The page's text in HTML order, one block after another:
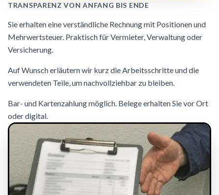
TRANSPARENZ VON ANFANG BIS ENDE
Sie erhalten eine verständliche Rechnung mit Positionen und
Mehrwertsteuer. Praktisch für Vermieter, Verwaltung oder
Versicherung.
Auf Wunsch erläutern wir kurz die Arbeitsschritte und die
verwendeten Teile, um nachvollziehbar zu bleiben.
Bar- und Kartenzahlung möglich. Belege erhalten Sie vor Ort
oder digital.